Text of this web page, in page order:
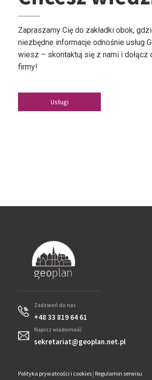
Zapraszamy Cię do zakładki obok,
niezbędne informacje odnośnie usług
wiesz – skontaktuj się z nami i dołącz
firmy!
Usługi
Zadzwoń do nas
+48 33 819 64 61
Napisz wiadomość
sekretariat@geoplan.net.pl
Polityka prywatności i cookies | Regulamin serwisu